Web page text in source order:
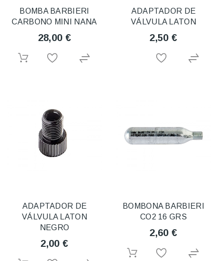
BOMBA BARBIERI
CARBONO MINI NANA
28,00 €
ADAPTADOR DE
VÁLVULA LATON
2,50 €
ADAPTADOR DE
VÁLVULA LATON
NEGRO
2,00 €
BOMBONA BARBIERI
CO2 16 GRS
2,60 €